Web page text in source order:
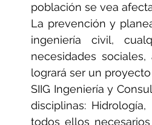
población se vea
La prevención y
ingeniería civil,
necesidades
logrará ser un
SIIG Ingeniería y
disciplinas:
todos ellos